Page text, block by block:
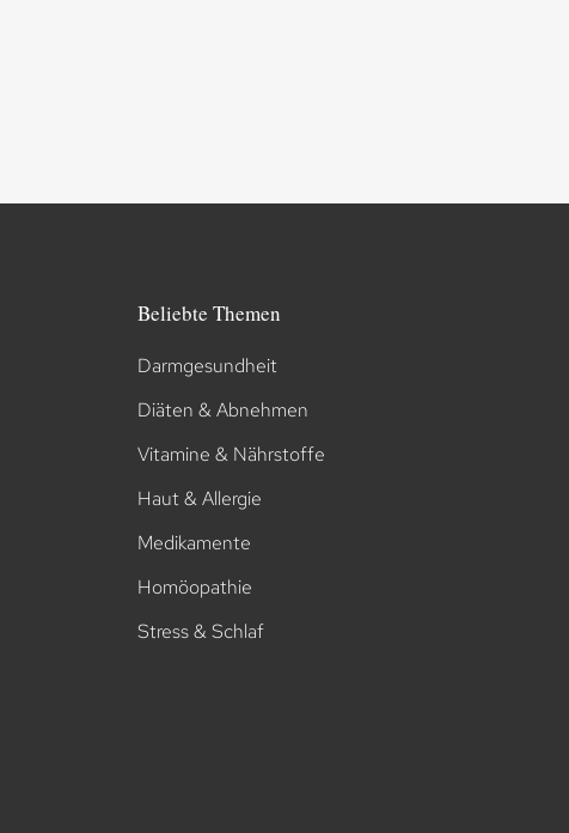
Beliebte Themen
Darmgesundheit
Diäten & Abnehmen
Vitamine & Nährstoffe
Haut & Allergie
Medikamente
Homöopathie
Stress & Schlaf